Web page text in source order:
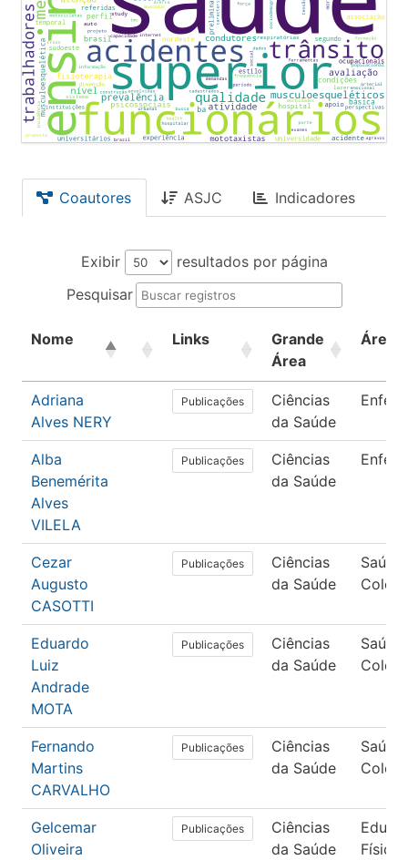
Coautores ASJC Indicadores
Exibir
resultados por página
Pesquisar
Nome Links
Grande
Área
Área
Adriana
Alves NERY
Publicações
Ciências
da Saúde
Alba
Benemérita
Alves
VILELA
Publicações
Ciências
da Saúde
Cezar
Augusto
CASOTTI
Publicações
Ciências
da Saúde
Saúde
Eduardo
Luiz
Andrade
MOTA
Publicações
Ciências
da Saúde
Saúde
Fernando
Martins
CARVALHO
Publicações
Ciências
da Saúde
Saúde
Gelcemar
Oliveira
Publicações
Ciências
da Saúde
Física